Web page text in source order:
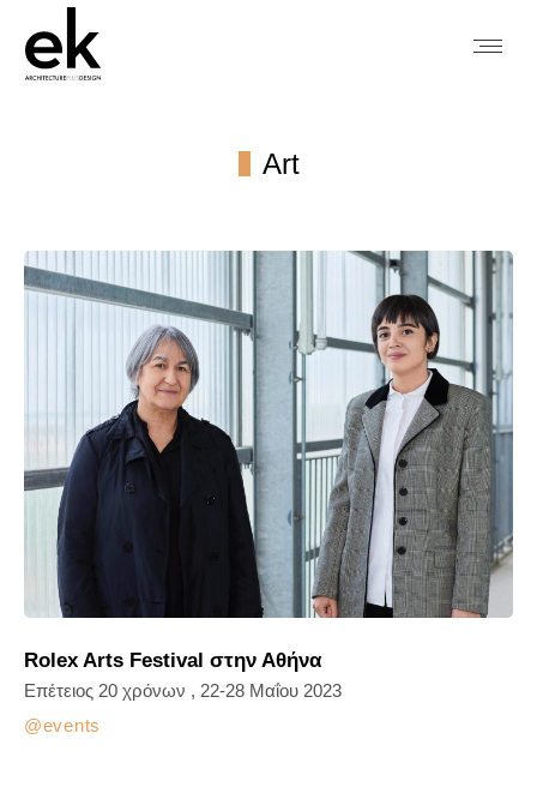
Art
Rolex Arts Festival στην Αθήνα
events
Επέτειος 20 χρόνων , 22-28 Μαΐου 2023